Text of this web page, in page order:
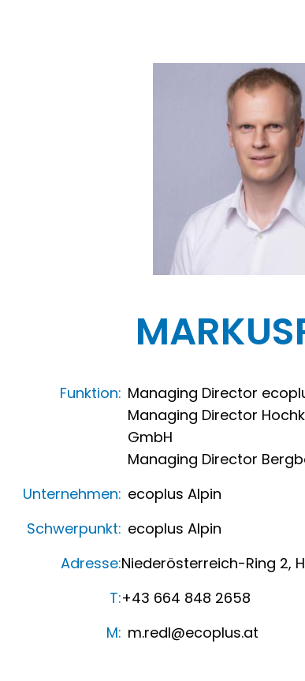
MARKUS
Funktion: Managing Director
Managing Director
GmbH
Managing Director
Unternehmen: ecoplus Alpin
Schwerpunkt: ecoplus Alpin
Adresse:Niederösterreich-Ring 2,
T:+43 664 848 2658
M: m.redl@ecoplus.at